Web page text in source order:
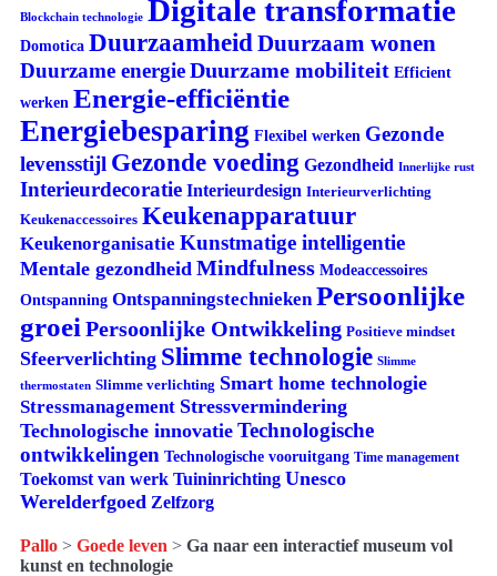
Blockchain technologie Digitale transformatie
Domotica Duurzaamheid Duurzaam wonen
Duurzame energieDuurzame mobiliteit Efficient
werken Energie-efficiëntie
Energiebesparing Flexibel werken Gezonde
levensstijl Gezonde voeding Gezondheid Innerlijke rust
Interieurdecoratie Interieurdesign Interieurverlichting
Keukenaccessoires Keukenapparatuur
Keukenorganisatie Kunstmatige intelligentie
Mentale gezondheid Mindfulness Modeaccessoires
Ontspanning Ontspanningstechnieken Persoonlijke
groei Persoonlijke Ontwikkeling Positieve mindset
Sfeerverlichting Slimme technologie Slimme
thermostaten Slimme verlichting Smart home technologie
Stressmanagement Stressvermindering
Technologische innovatie Technologische
ontwikkelingen Technologische vooruitgang Time management
Toekomst van werk Tuininrichting Unesco
Werelderfgoed Zelfzorg
Pallo > Goede leven > Ga naar een interactief museum vol
kunst en technologie